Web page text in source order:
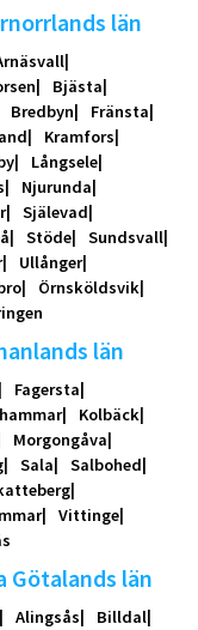
län
Bjästa
Bredbyn
Fränsta
Kramfors
Långsele
Njurunda
Själevad
Stöde
Sundsvall
Ullånger
Örnsköldsvik
län
Fagersta
Kolbäck
Morgongåva
Sala
Salbohed
Vittinge
Götalands län
Alingsås
Billdal